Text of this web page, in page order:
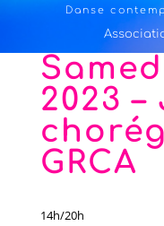
Danse
2023
GRCA
14h/20h